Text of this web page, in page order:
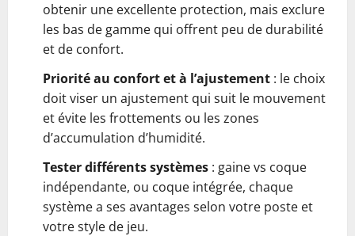
obtenir une excellente protection, mais exclure
les bas de gamme qui offrent peu de durabilité
et de confort.
Priorité au confort et à l’ajustement : le choix
doit viser un ajustement qui suit le mouvement
et évite les frottements ou les zones
d’accumulation d’humidité.
Tester différents systèmes : gaine vs coque
indépendante, ou coque intégrée, chaque
système a ses avantages selon votre poste et
votre style de jeu.